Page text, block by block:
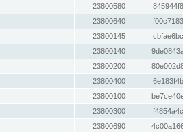
23800580
23800640
23800145
23800140
23800200
23800400
23800100
23800300
23800690